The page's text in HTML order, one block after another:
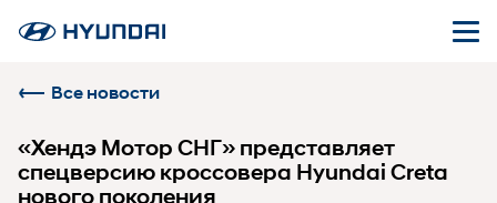
Все новости
«Хендэ Мотор СНГ» представляет
спецверсию кроссовера Hyundai Creta
нового поколения